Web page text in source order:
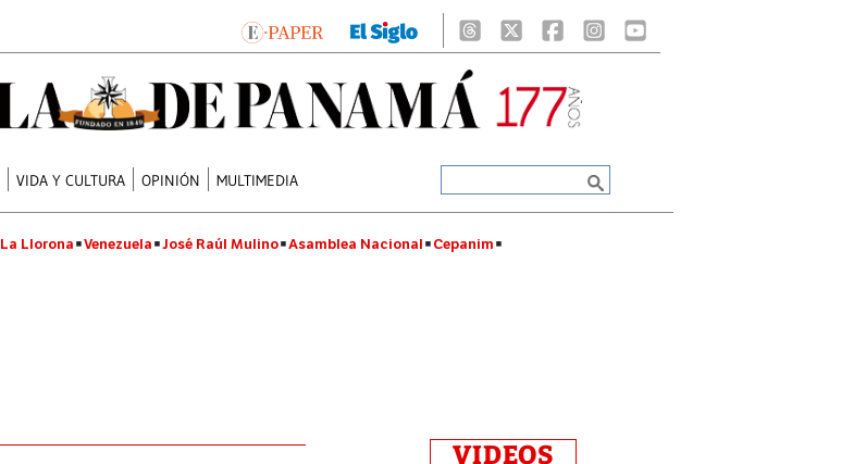
VIDA Y CULTURA OPINIÓN MULTIMEDIA
La Llorona Venezuela José Raúl Mulino Asamblea Nacional Cepanim
VIDEOS